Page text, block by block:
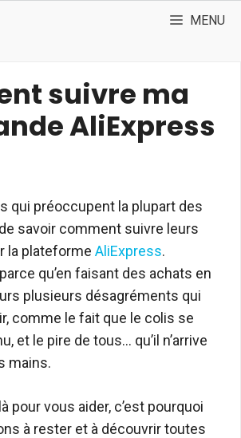
MENU
suivre ma
AliExpress
qui préoccupent la plupart des
savoir comment suivre leurs
la plateforme AliExpress.
qu’en faisant des achats en
plusieurs désagréments qui
comme le fait que le colis se
et le pire de tous… qu’il n’arrive
mains.
pour vous aider, c’est pourquoi
à rester et à découvrir toutes